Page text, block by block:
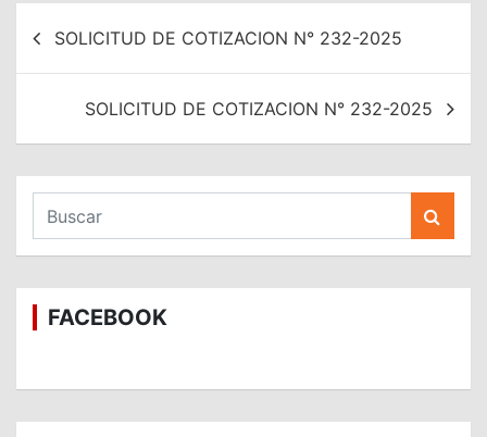
Navegación
de
entradas
SOLICITUD DE COTIZACION N° 232-2025
SOLICITUD DE COTIZACION N° 232-2025
s
c
a
r
FACEBOOK